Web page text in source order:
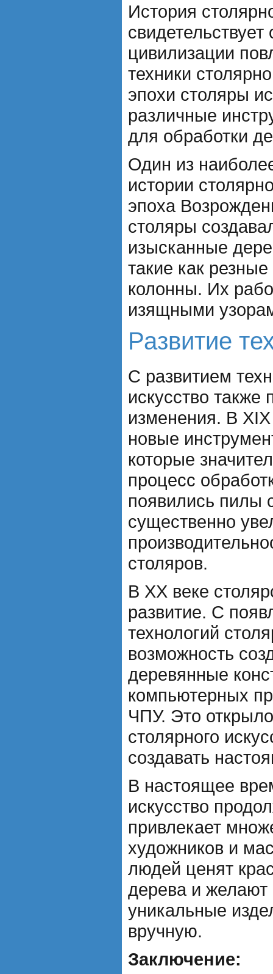
История
цивилизации
техники
эпохи столяры
различные
для обработки
Один из
истории
эпоха
столяры
изысканные
такие как
колонны. Их
изящными
Развитие
С развитием
искусство также
изменения. В
новые
которые
процесс
появились пилы
существенно
столяров.
В XX веке
развитие. С
технологий
возможность
деревянные
компьютерных
ЧПУ. Это
столярного
создавать
В настоящее
искусство
привлекает
художников и
людей ценят
дерева и
уникальные
вручную.
Заключение: